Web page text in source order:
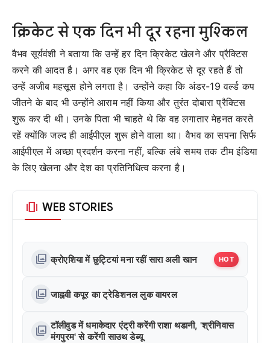
क्रिकेट से एक दिन भी दूर रहना मुश्किल
वैभव सूर्यवंशी ने बताया कि उन्हें हर दिन क्रिकेट खेलने और प्रैक्टिस
करने की आदत है। अगर वह एक दिन भी क्रिकेट से दूर रहते हैं तो
उन्हें अजीब महसूस होने लगता है।उन्होंने कहा कि अंडर-19 वर्ल्ड कप
जीतने के बाद भी उन्होंने आराम नहीं किया और तुरंत दोबारा प्रैक्टिस
शुरू कर दी थी। उनके पिता भी चाहते थे कि वह लगातार मेहनत करते
रहें क्योंकि जल्द ही आईपीएल शुरू होने वाला था।वैभव का सपना सिर्फ
आईपीएल में अच्छा प्रदर्शन करना नहीं, बल्कि लंबे समय तक टीम इंडिया
के लिए खेलना और देश का प्रतिनिधित्व करना है।
amp_stories WEB STORIES
photo_library क्रोएशिया में छुट्टियां मना रहीं सारा अली खान HOT
photo_library जाह्नवी कपूर का ट्रेडिशनल लुक वायरल
photo_library टॉलीवुड में धमाकेदार एंट्री करेंगी राशा थडानी, 'श्रीनिवास
मंगपुरम' से करेंगी साउथ डेब्यू